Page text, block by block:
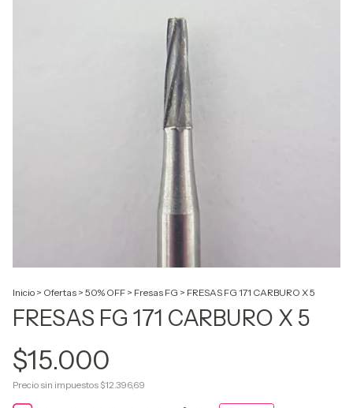
Inicio > Ofertas > 50% OFF > Fresas FG > FRESAS FG 171 CARBURO X 5
FRESAS FG 171 CARBURO X 5
$15.000
Precio sin impuestos $12.396,69